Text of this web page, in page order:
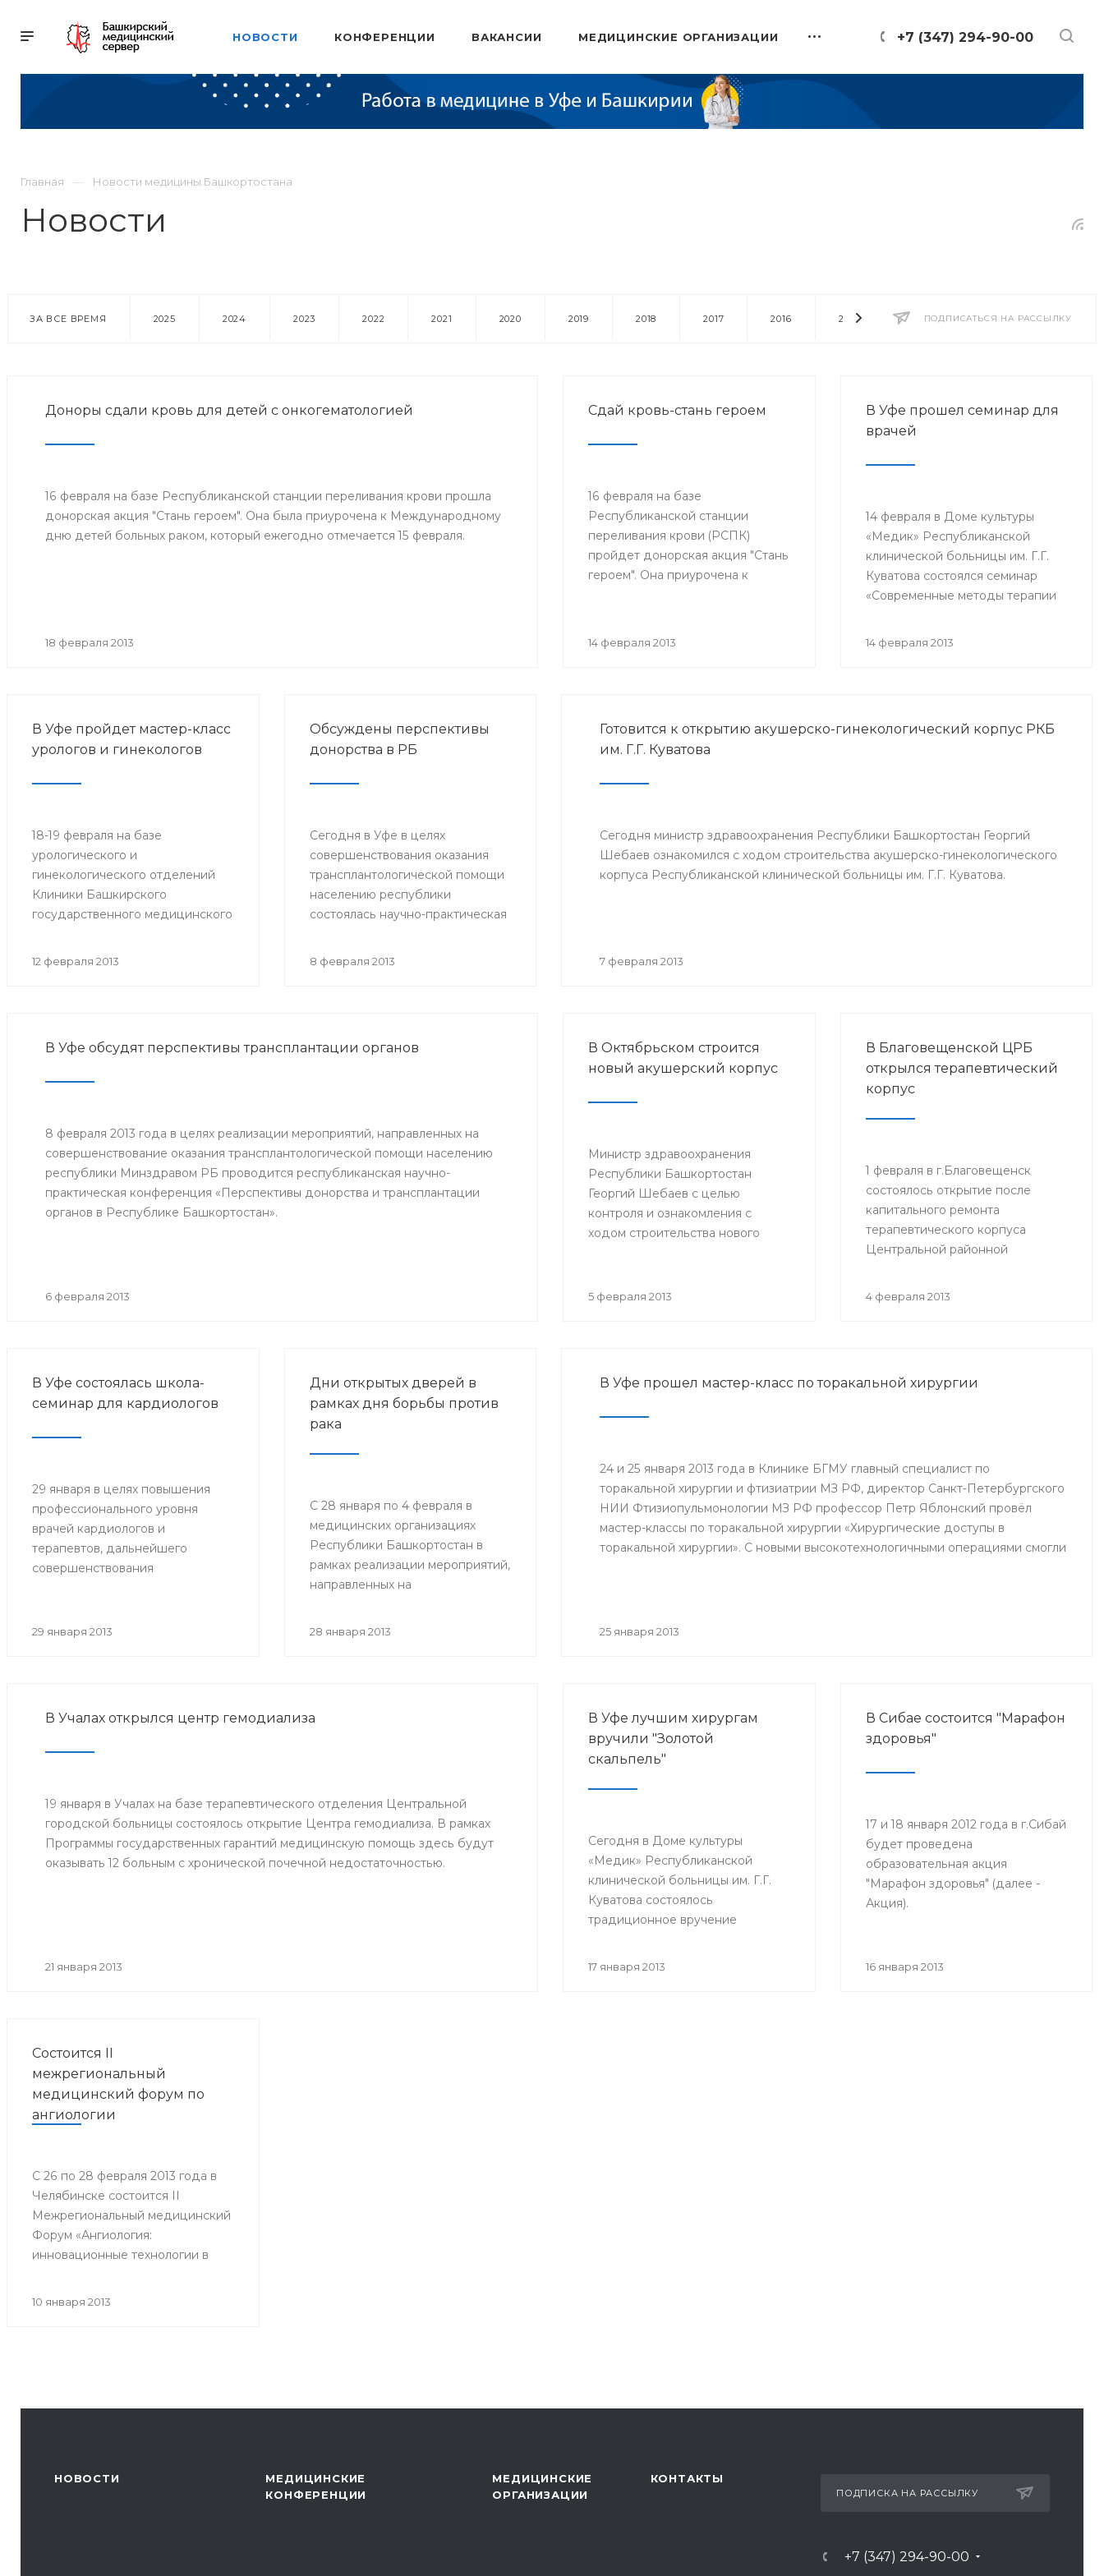
+7 (347) 294-90-00
НОВОСТИ КОНФЕРЕНЦИИ ВАКАНСИИ МЕДИЦИНСКИЕ ОРГАНИЗАЦИИ
Главная Новости медицины Башкортостана
Новости
ПОДПИСАТЬСЯ НА РАССЫЛКУ
ЗА ВСЕ ВРЕМЯ 2025 2024 2023 2022 2021 2020 2019 2018 2017 2016 2014 2013 2012 2011
Доноры сдали кровь для детей с онкогематологией
16 февраля на базе Республиканской станции переливания крови прошла
донорская акция "Стань героем". Она была приурочена к Международному
дню детей больных раком, который ежегодно отмечается 15 февраля.
18 февраля 2013
Сдай кровь-стань героем
16 февраля на базе
Республиканской станции
переливания крови (РСПК)
пройдет донорская акция "Стань
героем". Она приурочена к
инициативе Международной
конфедерации организаций
14 февраля 2013
В Уфе прошел семинар для
врачей
14 февраля в Доме культуры
«Медик» Республиканской
клинической больницы им. Г.Г.
Куватова состоялся семинар
«Современные методы терапии
связанных с острой потерей
трансфузиологи, анестезиологи-
14 февраля 2013
В Уфе пройдет мастер-класс
урологов и гинекологов
18-19 февраля на базе
урологического и
гинекологического отделений
Клиники Башкирского
государственного медицинского
мастер-класс
республики, а также интерны,
12 февраля 2013
Обсуждены перспективы
донорства в РБ
Сегодня в Уфе в целях
совершенствования оказания
трансплантологической помощи
населению республики
состоялась научно-практическая
донорства и трансплантации
8 февраля 2013
Готовится к открытию акушерско-гинекологический корпус РКБ
им. Г.Г. Куватова
Сегодня министр здравоохранения Республики Башкортостан Георгий
Шебаев ознакомился с ходом строительства акушерско-гинекологического
корпуса Республиканской клинической больницы им. Г.Г. Куватова.
7 февраля 2013
В Уфе обсудят перспективы трансплантации органов
8 февраля 2013 года в целях реализации мероприятий, направленных на
совершенствование оказания трансплантологической помощи населению
республики Минздравом РБ проводится республиканская научно-
практическая конференция «Перспективы донорства и трансплантации
органов в Республике Башкортостан».
6 февраля 2013
В Октябрьском строится
новый акушерский корпус
Министр здравоохранения
Республики Башкортостан
Георгий Шебаев с целью
контроля и ознакомления с
ходом строительства нового
5 февраля 2013
В Благовещенской ЦРБ
открылся терапевтический
корпус
1 февраля в г.Благовещенск
состоялось открытие после
капитального ремонта
терапевтического корпуса
Центральной районной
присутствовали руководитель
МР Благовещенский район
4 февраля 2013
В Уфе состоялась школа-
семинар для кардиологов
29 января в целях повышения
профессионального уровня
врачей кардиологов и
терапевтов, дальнейшего
совершенствования
Школа-семинар «Новости
29 января 2013
Дни открытых дверей в
рамках дня борьбы против
рака
С 28 января по 4 февраля в
медицинских организациях
Республики Башкортостан в
рамках реализации мероприятий,
направленных на
«Международного союза по
посвященные Всемирному дню
борьбы против рака.
28 января 2013
В Уфе прошел мастер-класс по торакальной хирургии
24 и 25 января 2013 года в Клинике БГМУ главный специалист по
торакальной хирургии и фтизиатрии МЗ РФ, директор Санкт-Петербургского
НИИ Фтизиопульмонологии МЗ РФ профессор Петр Яблонский провёл
мастер-классы по торакальной хирургии «Хирургические доступы в
торакальной хирургии». С новыми высокотехнологичными операциями смогли
25 января 2013
В Учалах открылся центр гемодиализа
19 января в Учалах на базе терапевтического отделения Центральной
городской больницы состоялось открытие Центра гемодиализа. В рамках
Программы государственных гарантий медицинскую помощь здесь будут
оказывать 12 больным с хронической почечной недостаточностью.
21 января 2013
В Уфе лучшим хирургам
вручили "Золотой
скальпель"
Сегодня в Доме культуры
«Медик» Республиканской
клинической больницы им. Г.Г.
Куватова состоялось
традиционное вручение
17 января 2013
В Сибае состоится "Марафон
здоровья"
17 и 18 января 2012 года в г.Сибай
будет проведена
образовательная акция
"Марафон здоровья" (далее -
Акция).
16 января 2013
Состоится II
межрегиональный
медицинский форум по
ангиологии
С 26 по 28 февраля 2013 года в
Челябинске состоится II
Межрегиональный медицинский
Форум «Ангиология:
инновационные технологии в
10 января 2013
НОВОСТИ
МЕДИЦИНСКИЕ
КОНФЕРЕНЦИИ
МЕДИЦИНСКИЕ
ОРГАНИЗАЦИИ
КОНТАКТЫ
ПОДПИСКА НА РАССЫЛКУ
+7 (347) 294-90-00